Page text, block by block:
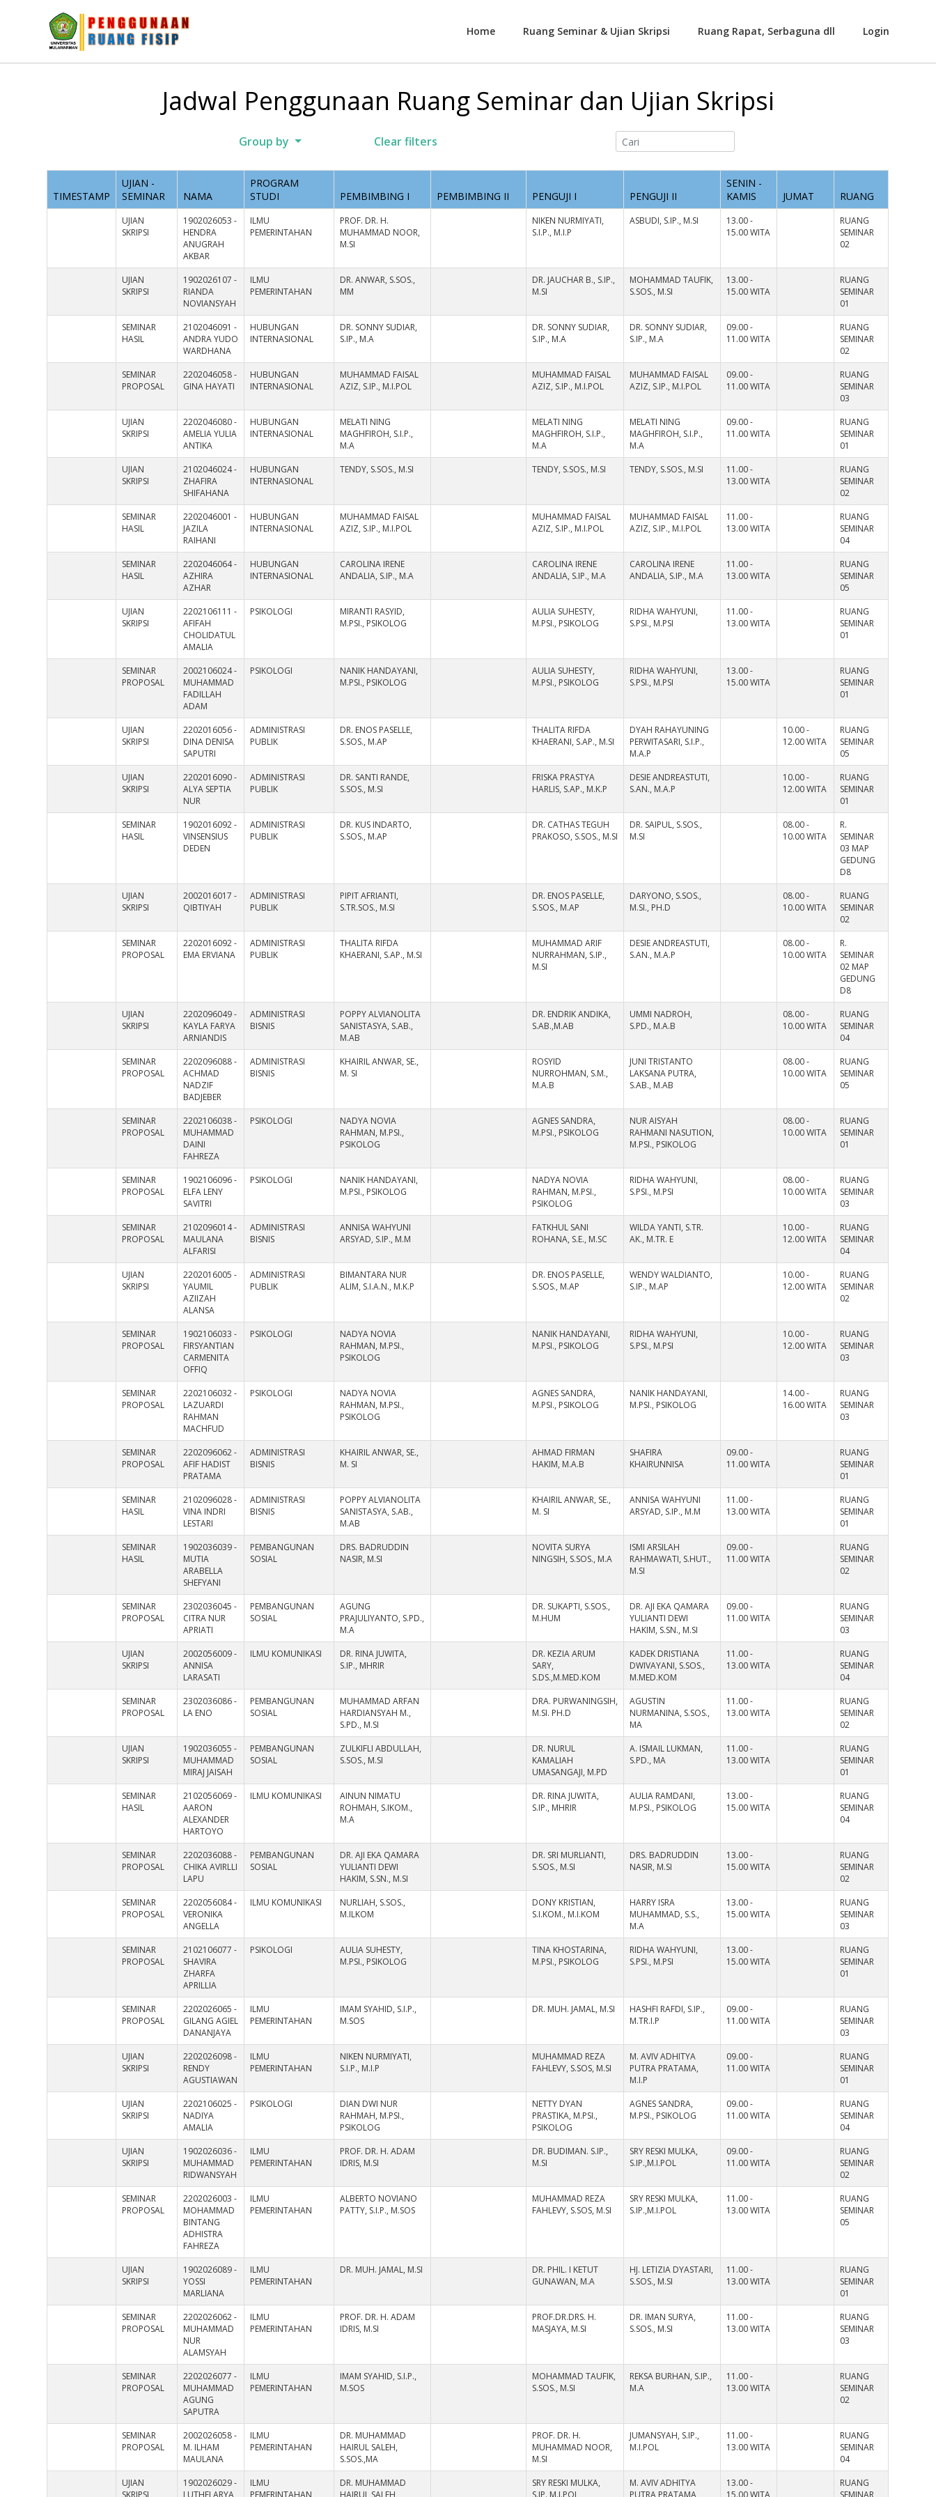
Home Ruang Seminar & Ujian Skripsi Ruang Rapat, Serbaguna dll Login
Jadwal Penggunaan Ruang Seminar dan Ujian Skripsi
Group by Clear filters
TIMESTAMP
UJIAN -
SEMINAR
NAMA
PROGRAM
STUDI
PEMBIMBING I PEMBIMBING II PENGUJI I PENGUJI II
SENIN -
KAMIS
JUMAT RUANG
UJIAN
SKRIPSI
1902026053 -
HENDRA
ANUGRAH
AKBAR
ILMU
PEMERINTAHAN
PROF. DR. H.
MUHAMMAD NOOR,
M.SI
NIKEN NURMIYATI,
S.I.P., M.I.P
ASBUDI, S.IP., M.SI
13.00 -
15.00 WITA
RUANG
SEMINAR
02
UJIAN
SKRIPSI
1902026107 -
RIANDA
NOVIANSYAH
ILMU
PEMERINTAHAN
DR. ANWAR, S.SOS.,
MM
DR. JAUCHAR B., S.IP.,
M.SI
MOHAMMAD TAUFIK,
S.SOS., M.SI
13.00 -
15.00 WITA
RUANG
SEMINAR
01
SEMINAR
HASIL
2102046091 -
ANDRA YUDO
WARDHANA
HUBUNGAN
INTERNASIONAL
DR. SONNY SUDIAR,
S.IP., M.A
DR. SONNY SUDIAR,
S.IP., M.A
DR. SONNY SUDIAR,
S.IP., M.A
09.00 -
11.00 WITA
RUANG
SEMINAR
02
SEMINAR
PROPOSAL
2202046058 -
GINA HAYATI
HUBUNGAN
INTERNASIONAL
MUHAMMAD FAISAL
AZIZ, S.IP., M.I.POL
MUHAMMAD FAISAL
AZIZ, S.IP., M.I.POL
MUHAMMAD FAISAL
AZIZ, S.IP., M.I.POL
09.00 -
11.00 WITA
RUANG
SEMINAR
03
UJIAN
SKRIPSI
2202046080 -
AMELIA YULIA
ANTIKA
HUBUNGAN
INTERNASIONAL
MELATI NING
MAGHFIROH, S.I.P.,
M.A
MELATI NING
MAGHFIROH, S.I.P.,
M.A
MELATI NING
MAGHFIROH, S.I.P.,
M.A
09.00 -
11.00 WITA
RUANG
SEMINAR
01
UJIAN
SKRIPSI
2102046024 -
ZHAFIRA
SHIFAHANA
HUBUNGAN
INTERNASIONAL
TENDY, S.SOS., M.SI TENDY, S.SOS., M.SI TENDY, S.SOS., M.SI
11.00 -
13.00 WITA
RUANG
SEMINAR
02
SEMINAR
HASIL
2202046001 -
JAZILA
RAIHANI
HUBUNGAN
INTERNASIONAL
MUHAMMAD FAISAL
AZIZ, S.IP., M.I.POL
MUHAMMAD FAISAL
AZIZ, S.IP., M.I.POL
MUHAMMAD FAISAL
AZIZ, S.IP., M.I.POL
11.00 -
13.00 WITA
RUANG
SEMINAR
04
SEMINAR
HASIL
2202046064 -
AZHIRA
AZHAR
HUBUNGAN
INTERNASIONAL
CAROLINA IRENE
ANDALIA, S.IP., M.A
CAROLINA IRENE
ANDALIA, S.IP., M.A
CAROLINA IRENE
ANDALIA, S.IP., M.A
11.00 -
13.00 WITA
RUANG
SEMINAR
05
UJIAN
SKRIPSI
2202106111 -
AFIFAH
CHOLIDATUL
AMALIA
PSIKOLOGI
MIRANTI RASYID,
M.PSI., PSIKOLOG
AULIA SUHESTY,
M.PSI., PSIKOLOG
RIDHA WAHYUNI,
S.PSI., M.PSI
11.00 -
13.00 WITA
RUANG
SEMINAR
01
SEMINAR
PROPOSAL
2002106024 -
MUHAMMAD
FADILLAH
ADAM
PSIKOLOGI
NANIK HANDAYANI,
M.PSI., PSIKOLOG
AULIA SUHESTY,
M.PSI., PSIKOLOG
RIDHA WAHYUNI,
S.PSI., M.PSI
13.00 -
15.00 WITA
RUANG
SEMINAR
01
UJIAN
SKRIPSI
2202016056 -
DINA DENISA
SAPUTRI
ADMINISTRASI
PUBLIK
DR. ENOS PASELLE,
S.SOS., M.AP
THALITA RIFDA
KHAERANI, S.AP., M.SI
DYAH RAHAYUNING
PERWITASARI, S.I.P.,
M.A.P
10.00 -
12.00 WITA
RUANG
SEMINAR
05
UJIAN
SKRIPSI
2202016090 -
ALYA SEPTIA
NUR
ADMINISTRASI
PUBLIK
DR. SANTI RANDE,
S.SOS., M.SI
FRISKA PRASTYA
HARLIS, S.AP., M.K.P
DESIE ANDREASTUTI,
S.AN., M.A.P
10.00 -
12.00 WITA
RUANG
SEMINAR
01
SEMINAR
HASIL
1902016092 -
VINSENSIUS
DEDEN
ADMINISTRASI
PUBLIK
DR. KUS INDARTO,
S.SOS., M.AP
DR. CATHAS TEGUH
PRAKOSO, S.SOS., M.SI
DR. SAIPUL, S.SOS.,
M.SI
08.00 -
10.00 WITA
R.
SEMINAR
03 MAP
GEDUNG
D8
UJIAN
SKRIPSI
2002016017 -
QIBTIYAH
ADMINISTRASI
PUBLIK
PIPIT AFRIANTI,
S.TR.SOS., M.SI
DR. ENOS PASELLE,
S.SOS., M.AP
DARYONO, S.SOS.,
M.SI., PH.D
08.00 -
10.00 WITA
RUANG
SEMINAR
02
SEMINAR
PROPOSAL
2202016092 -
EMA ERVIANA
ADMINISTRASI
PUBLIK
THALITA RIFDA
KHAERANI, S.AP., M.SI
MUHAMMAD ARIF
NURRAHMAN, S.IP.,
M.SI
DESIE ANDREASTUTI,
S.AN., M.A.P
08.00 -
10.00 WITA
R.
SEMINAR
02 MAP
GEDUNG
D8
UJIAN
SKRIPSI
2202096049 -
KAYLA FARYA
ARNIANDIS
ADMINISTRASI
BISNIS
POPPY ALVIANOLITA
SANISTASYA, S.AB.,
M.AB
DR. ENDRIK ANDIKA,
S.AB.,M.AB
UMMI NADROH,
S.PD., M.A.B
08.00 -
10.00 WITA
RUANG
SEMINAR
04
SEMINAR
PROPOSAL
2202096088 -
ACHMAD
NADZIF
BADJEBER
ADMINISTRASI
BISNIS
KHAIRIL ANWAR, SE.,
M. SI
ROSYID
NURROHMAN, S.M.,
M.A.B
JUNI TRISTANTO
LAKSANA PUTRA,
S.AB., M.AB
08.00 -
10.00 WITA
RUANG
SEMINAR
05
SEMINAR
PROPOSAL
2202106038 -
MUHAMMAD
DAINI
FAHREZA
PSIKOLOGI
NADYA NOVIA
RAHMAN, M.PSI.,
PSIKOLOG
AGNES SANDRA,
M.PSI., PSIKOLOG
NUR AISYAH
RAHMANI NASUTION,
M.PSI., PSIKOLOG
08.00 -
10.00 WITA
RUANG
SEMINAR
01
SEMINAR
PROPOSAL
1902106096 -
ELFA LENY
SAVITRI
PSIKOLOGI
NANIK HANDAYANI,
M.PSI., PSIKOLOG
NADYA NOVIA
RAHMAN, M.PSI.,
PSIKOLOG
RIDHA WAHYUNI,
S.PSI., M.PSI
08.00 -
10.00 WITA
RUANG
SEMINAR
03
SEMINAR
PROPOSAL
2102096014 -
MAULANA
ALFARISI
ADMINISTRASI
BISNIS
ANNISA WAHYUNI
ARSYAD, S.IP., M.M
FATKHUL SANI
ROHANA, S.E., M.SC
WILDA YANTI, S.TR.
AK., M.TR. E
10.00 -
12.00 WITA
RUANG
SEMINAR
04
UJIAN
SKRIPSI
2202016005 -
YAUMIL
AZIIZAH
ALANSA
ADMINISTRASI
PUBLIK
BIMANTARA NUR
ALIM, S.I.A.N., M.K.P
DR. ENOS PASELLE,
S.SOS., M.AP
WENDY WALDIANTO,
S.IP., M.AP
10.00 -
12.00 WITA
RUANG
SEMINAR
02
SEMINAR
PROPOSAL
1902106033 -
FIRSYANTIAN
CARMENITA
OFFIQ
PSIKOLOGI
NADYA NOVIA
RAHMAN, M.PSI.,
PSIKOLOG
NANIK HANDAYANI,
M.PSI., PSIKOLOG
RIDHA WAHYUNI,
S.PSI., M.PSI
10.00 -
12.00 WITA
RUANG
SEMINAR
03
SEMINAR
PROPOSAL
2202106032 -
LAZUARDI
RAHMAN
MACHFUD
PSIKOLOGI
NADYA NOVIA
RAHMAN, M.PSI.,
PSIKOLOG
AGNES SANDRA,
M.PSI., PSIKOLOG
NANIK HANDAYANI,
M.PSI., PSIKOLOG
14.00 -
16.00 WITA
RUANG
SEMINAR
03
SEMINAR
PROPOSAL
2202096062 -
AFIF HADIST
PRATAMA
ADMINISTRASI
BISNIS
KHAIRIL ANWAR, SE.,
M. SI
AHMAD FIRMAN
HAKIM, M.A.B
SHAFIRA
KHAIRUNNISA
09.00 -
11.00 WITA
RUANG
SEMINAR
01
SEMINAR
HASIL
2102096028 -
VINA INDRI
LESTARI
ADMINISTRASI
BISNIS
POPPY ALVIANOLITA
SANISTASYA, S.AB.,
M.AB
KHAIRIL ANWAR, SE.,
M. SI
ANNISA WAHYUNI
ARSYAD, S.IP., M.M
11.00 -
13.00 WITA
RUANG
SEMINAR
01
SEMINAR
HASIL
1902036039 -
MUTIA
ARABELLA
SHEFYANI
PEMBANGUNAN
SOSIAL
DRS. BADRUDDIN
NASIR, M.SI
NOVITA SURYA
NINGSIH, S.SOS., M.A
ISMI ARSILAH
RAHMAWATI, S.HUT.,
M.SI
09.00 -
11.00 WITA
RUANG
SEMINAR
02
SEMINAR
PROPOSAL
2302036045 -
CITRA NUR
APRIATI
PEMBANGUNAN
SOSIAL
AGUNG
PRAJULIYANTO, S.PD.,
M.A
DR. SUKAPTI, S.SOS.,
M.HUM
DR. AJI EKA QAMARA
YULIANTI DEWI
HAKIM, S.SN., M.SI
09.00 -
11.00 WITA
RUANG
SEMINAR
03
UJIAN
SKRIPSI
2002056009 -
ANNISA
LARASATI
ILMU KOMUNIKASI
DR. RINA JUWITA,
S.IP., MHRIR
DR. KEZIA ARUM
SARY,
S.DS.,M.MED.KOM
KADEK DRISTIANA
DWIVAYANI, S.SOS.,
M.MED.KOM
11.00 -
13.00 WITA
RUANG
SEMINAR
04
SEMINAR
PROPOSAL
2302036086 -
LA ENO
PEMBANGUNAN
SOSIAL
MUHAMMAD ARFAN
HARDIANSYAH M.,
S.PD., M.SI
DRA. PURWANINGSIH,
M.SI. PH.D
AGUSTIN
NURMANINA, S.SOS.,
MA
11.00 -
13.00 WITA
RUANG
SEMINAR
02
UJIAN
SKRIPSI
1902036055 -
MUHAMMAD
MIRAJ JAISAH
PEMBANGUNAN
SOSIAL
ZULKIFLI ABDULLAH,
S.SOS., M.SI
DR. NURUL
KAMALIAH
UMASANGAJI, M.PD
A. ISMAIL LUKMAN,
S.PD., MA
11.00 -
13.00 WITA
RUANG
SEMINAR
01
SEMINAR
HASIL
2102056069 -
AARON
ALEXANDER
HARTOYO
ILMU KOMUNIKASI
AINUN NIMATU
ROHMAH, S.IKOM.,
M.A
DR. RINA JUWITA,
S.IP., MHRIR
AULIA RAMDANI,
M.PSI., PSIKOLOG
13.00 -
15.00 WITA
RUANG
SEMINAR
04
SEMINAR
PROPOSAL
2202036088 -
CHIKA AVIRLLI
LAPU
PEMBANGUNAN
SOSIAL
DR. AJI EKA QAMARA
YULIANTI DEWI
HAKIM, S.SN., M.SI
DR. SRI MURLIANTI,
S.SOS., M.SI
DRS. BADRUDDIN
NASIR, M.SI
13.00 -
15.00 WITA
RUANG
SEMINAR
02
SEMINAR
PROPOSAL
2202056084 -
VERONIKA
ANGELLA
ILMU KOMUNIKASI
NURLIAH, S.SOS.,
M.ILKOM
DONY KRISTIAN,
S.I.KOM., M.I.KOM
HARRY ISRA
MUHAMMAD, S.S.,
M.A
13.00 -
15.00 WITA
RUANG
SEMINAR
03
SEMINAR
PROPOSAL
2102106077 -
SHAVIRA
ZHARFA
APRILLIA
PSIKOLOGI
AULIA SUHESTY,
M.PSI., PSIKOLOG
TINA KHOSTARINA,
M.PSI., PSIKOLOG
RIDHA WAHYUNI,
S.PSI., M.PSI
13.00 -
15.00 WITA
RUANG
SEMINAR
01
SEMINAR
PROPOSAL
2202026065 -
GILANG AGIEL
DANANJAYA
ILMU
PEMERINTAHAN
IMAM SYAHID, S.I.P.,
M.SOS
DR. MUH. JAMAL, M.SI
HASHFI RAFDI, S.IP.,
M.TR.I.P
09.00 -
11.00 WITA
RUANG
SEMINAR
03
UJIAN
SKRIPSI
2202026098 -
RENDY
AGUSTIAWAN
ILMU
PEMERINTAHAN
NIKEN NURMIYATI,
S.I.P., M.I.P
MUHAMMAD REZA
FAHLEVY, S.SOS, M.SI
M. AVIV ADHITYA
PUTRA PRATAMA,
M.I.P
09.00 -
11.00 WITA
RUANG
SEMINAR
01
UJIAN
SKRIPSI
2202106025 -
NADIYA
AMALIA
PSIKOLOGI
DIAN DWI NUR
RAHMAH, M.PSI.,
PSIKOLOG
NETTY DYAN
PRASTIKA, M.PSI.,
PSIKOLOG
AGNES SANDRA,
M.PSI., PSIKOLOG
09.00 -
11.00 WITA
RUANG
SEMINAR
04
UJIAN
SKRIPSI
1902026036 -
MUHAMMAD
RIDWANSYAH
ILMU
PEMERINTAHAN
PROF. DR. H. ADAM
IDRIS, M.SI
DR. BUDIMAN. S.IP.,
M.SI
SRY RESKI MULKA,
S.IP.,M.I.POL
09.00 -
11.00 WITA
RUANG
SEMINAR
02
SEMINAR
PROPOSAL
2202026003 -
MOHAMMAD
BINTANG
ADHISTRA
FAHREZA
ILMU
PEMERINTAHAN
ALBERTO NOVIANO
PATTY, S.I.P., M.SOS
MUHAMMAD REZA
FAHLEVY, S.SOS, M.SI
SRY RESKI MULKA,
S.IP.,M.I.POL
11.00 -
13.00 WITA
RUANG
SEMINAR
05
UJIAN
SKRIPSI
1902026089 -
YOSSI
MARLIANA
ILMU
PEMERINTAHAN
DR. MUH. JAMAL, M.SI
DR. PHIL. I KETUT
GUNAWAN, M.A
HJ. LETIZIA DYASTARI,
S.SOS., M.SI
11.00 -
13.00 WITA
RUANG
SEMINAR
01
SEMINAR
PROPOSAL
2202026062 -
MUHAMMAD
NUR
ALAMSYAH
ILMU
PEMERINTAHAN
PROF. DR. H. ADAM
IDRIS, M.SI
PROF.DR.DRS. H.
MASJAYA, M.SI
DR. IMAN SURYA,
S.SOS., M.SI
11.00 -
13.00 WITA
RUANG
SEMINAR
03
SEMINAR
PROPOSAL
2202026077 -
MUHAMMAD
AGUNG
SAPUTRA
ILMU
PEMERINTAHAN
IMAM SYAHID, S.I.P.,
M.SOS
MOHAMMAD TAUFIK,
S.SOS., M.SI
REKSA BURHAN, S.IP.,
M.A
11.00 -
13.00 WITA
RUANG
SEMINAR
02
SEMINAR
PROPOSAL
2002026058 -
M. ILHAM
MAULANA
ILMU
PEMERINTAHAN
DR. MUHAMMAD
HAIRUL SALEH,
S.SOS.,MA
PROF. DR. H.
MUHAMMAD NOOR,
M.SI
JUMANSYAH, S.IP.,
M.I.POL
11.00 -
13.00 WITA
RUANG
SEMINAR
04
UJIAN
SKRIPSI
1902026029 -
LUTHFI ARYA
ILMU
PEMERINTAHAN
DR. MUHAMMAD
HAIRUL SALEH,
SRY RESKI MULKA,
S.IP.,M.I.POL
M. AVIV ADHITYA
PUTRA PRATAMA,
13.00 -
15.00 WITA
RUANG
SEMINAR